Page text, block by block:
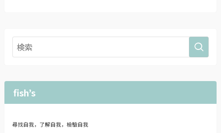
fish’s
尋找自我，了解自我，檢驗自我